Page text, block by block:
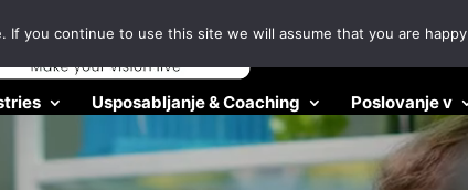
Usposabljanje & Coaching Poslovanje v
you continue to use this site we will assume that you are